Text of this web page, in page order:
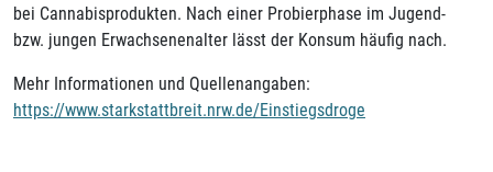
bei Cannabisprodukten. Nach einer Probierphase im Jugend-
bzw. jungen Erwachsenenalter lässt der Konsum häufig nach.
Mehr Informationen und Quellenangaben:
https://www.starkstattbreit.nrw.de/Einstiegsdroge